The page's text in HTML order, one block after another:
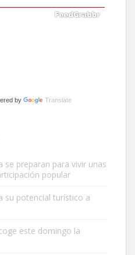
la calle hace menos de un mes,
mi perra. Pastor alemán,
by Translate
se preparan para vivir unas
popular
su potencial turístico a
este domingo la